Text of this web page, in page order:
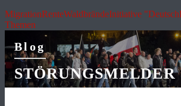
MigrationRenteWaldbrändeInitiative
Themen
Blog
STÖRUNGSMELDER